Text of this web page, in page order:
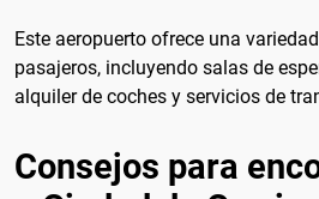
Este aeropuerto ofrece una
pasajeros, incluyendo salas de
alquiler de coches y servicios de
Consejos para